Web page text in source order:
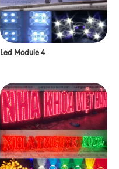
Led Module 4